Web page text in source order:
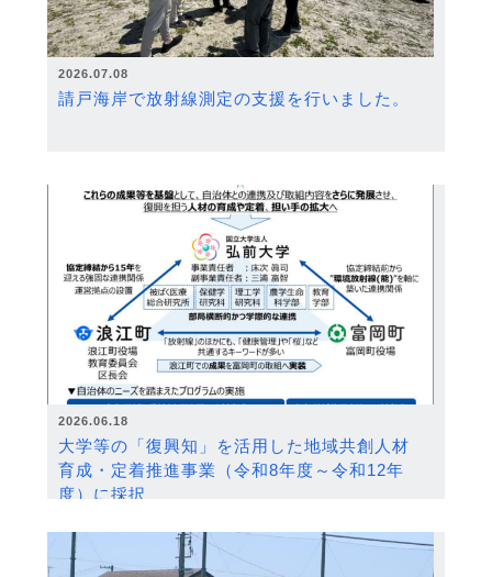
2026.07.08
請戸海岸で放射線測定の支援を行いました。
2026.06.18
大学等の「復興知」を活用した地域共創人材
育成・定着推進事業（令和8年度～令和12年
度）に採択